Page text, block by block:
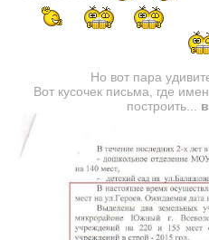
Но вот пара
Вот кусочек письма, где
построить... в